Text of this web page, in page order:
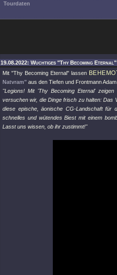
Tourdaten
19.08.2022: Wuchtiges "Thy Becoming Eternal"
Mit "Thy Becoming Eternal" lassen
Natvram" aus den Tiefen und Frontmann
"Legions! Mit 'Thy Becoming Eternal'
versuchen wir, die Dinge frisch zu halten: Das
diese epische, äonische CG-Landschaft
schnelles und wütendes Biest mit einem
Lasst uns wissen, ob ihr zustimmt!"